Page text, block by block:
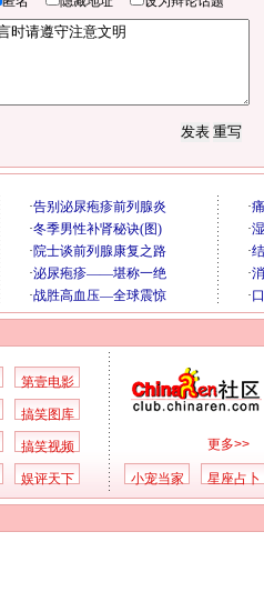
第壹电影
搞笑图库
搞笑视频
娱评天下
更多>>
小宠当家 星座占卜